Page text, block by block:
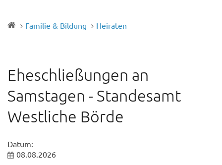
Familie & Bildung Heiraten
Eheschließungen an
Samstagen - Standesamt
Westliche Börde
Datum:
08.08.2026